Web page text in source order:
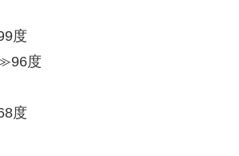
度
度
度